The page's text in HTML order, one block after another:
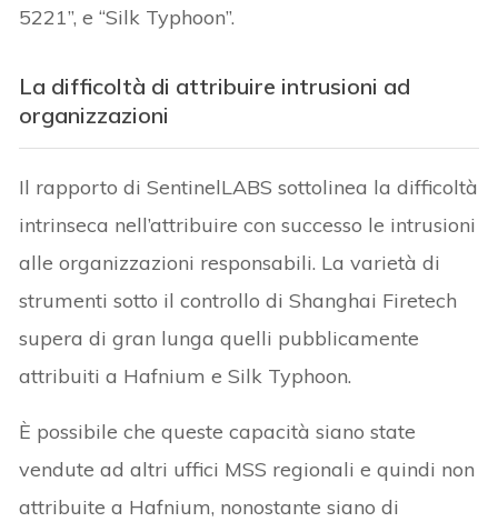
5221”, e “Silk Typhoon”.
La difficoltà di attribuire intrusioni ad
organizzazioni
Il rapporto di SentinelLABS sottolinea la difficoltà
intrinseca nell’attribuire con successo le intrusioni
alle organizzazioni responsabili. La varietà di
strumenti sotto il controllo di Shanghai Firetech
supera di gran lunga quelli pubblicamente
attribuiti a Hafnium e Silk Typhoon.
È possibile che queste capacità siano state
vendute ad altri uffici MSS regionali e quindi non
attribuite a Hafnium, nonostante siano di